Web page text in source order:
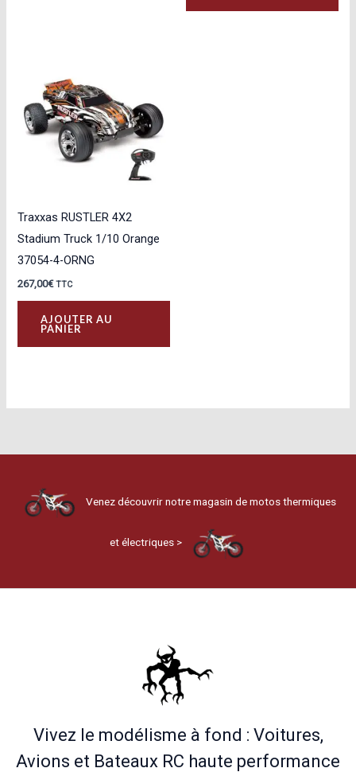
Traxxas RUSTLER 4X2
Stadium Truck 1/10 Orange
37054-4-ORNG
267,00€ TTC
AJOUTER AU
PANIER
Venez découvrir notre magasin de motos thermiques
et électriques >
Vivez le modélisme à fond : Voitures,
Avions et Bateaux RC haute performance